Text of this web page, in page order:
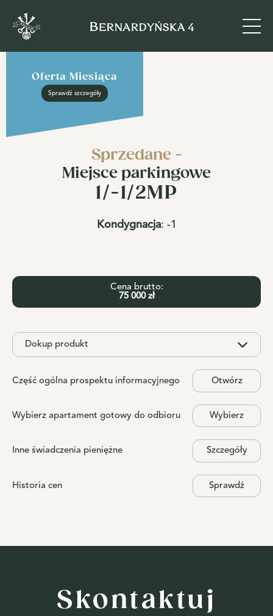
Oferta Miesiąca
Sprawdź szczegóły
Sprzedane -
Miejsce parkingowe
1/-1/2MP
Kondygnacja: -1
Cena brutto:
75 000 zł
Dokup produkt
Część ogólna prospektu informacyjnego Otwórz
Wybierz apartament gotowy do odbioru Wybierz
Inne świadczenia pieniężne Szczegóły
Historia cen Sprawdź
Skontaktuj